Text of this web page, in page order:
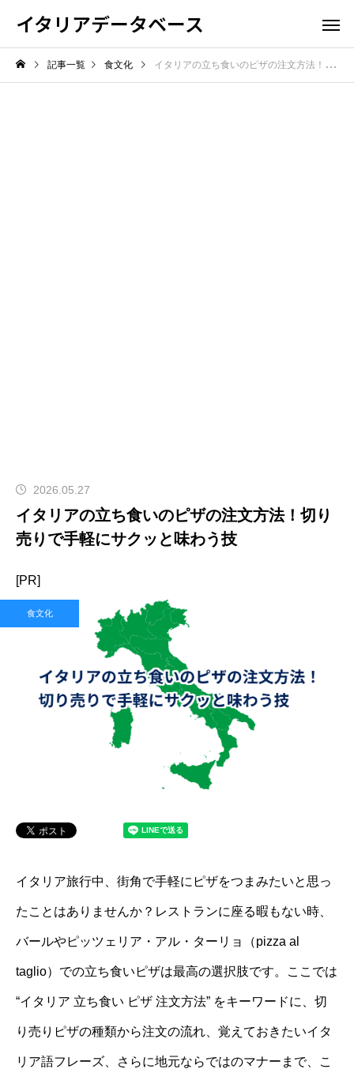
イタリアデータベース
記事一覧 食文化 イタリアの立ち食いのピザの注文方法！切り売りで手軽にサクッと味わう技
2026.05.27
イタリアの立ち食いのピザの注文方法！切り
売りで手軽にサクッと味わう技
[PR]
食文化
イタリア旅行中、街角で手軽にピザをつまみたいと思っ
たことはありませんか？レストランに座る暇もない時、
バールやピッツェリア・アル・ターリョ（pizza al
taglio）での立ち食いピザは最高の選択肢です。ここでは
“イタリア 立ち食い ピザ 注文方法” をキーワードに、切
り売りピザの種類から注文の流れ、覚えておきたいイタ
リア語フレーズ、さらに地元ならではのマナーまで、こ